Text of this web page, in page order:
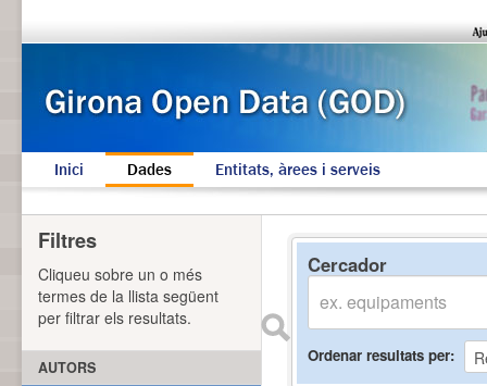
Inici Dades Entitats, àrees i serveis
Cercador
Ordenar resultats per
Filtres
Cliqueu sobre un o més
termes de la llista següent
per filtrar els resultats.
AUTORS